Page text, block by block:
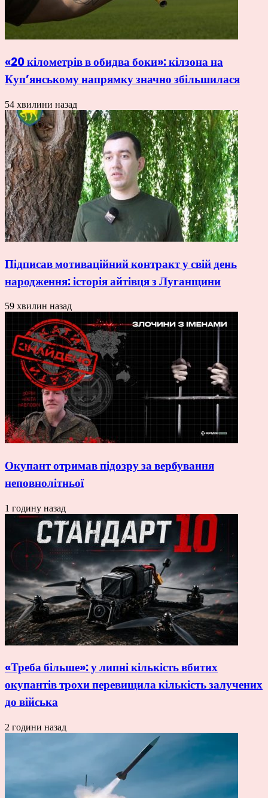
«20 кілометрів в обидва боки»: кілзона на
Куп’янському напрямку значно збільшилася
54 хвилини назад
Підписав мотиваційний контракт у свій день
народження: історія айтівця з Луганщини
59 хвилин назад
Окупант отримав підозру за вербування
неповнолітньої
1 годину назад
«Треба більше»: у липні кількість вбитих
окупантів трохи перевищила кількість залучених
до війська
2 години назад